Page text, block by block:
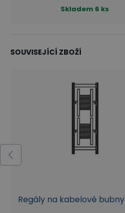
Skladem 6 ks
SOUVISEJÍCÍ ZBOŽÍ
Regály na kabelové bubny